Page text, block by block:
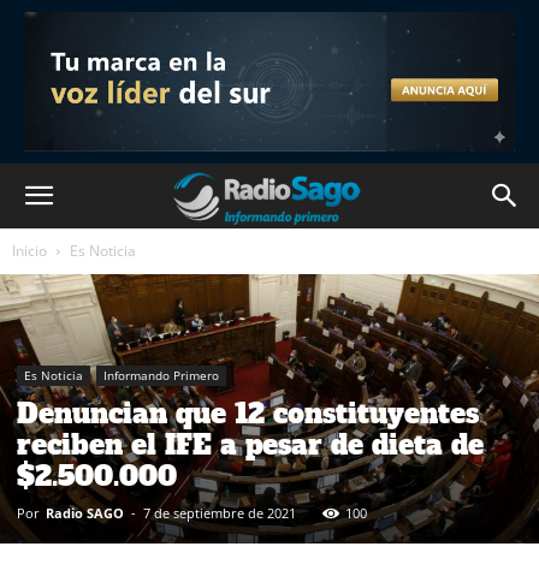
Inicio Es Noticia
Es Noticia Informando Primero
Denuncian que 12 constituyentes
reciben el IFE a pesar de dieta de
$2.500.000
Por Radio SAGO - 7 de septiembre de 2021 100